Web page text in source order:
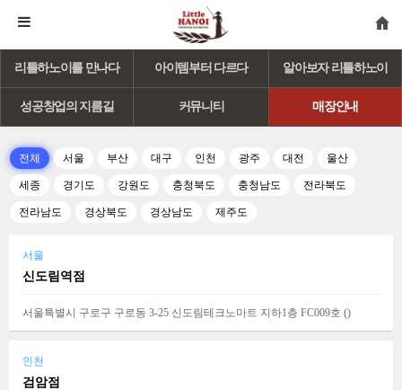
리틀하노이를 만나다 아이템부터 다르다 알아보자 리틀하노이
성공창업의 지름길 커뮤니티 매장안내
전체 서울 부산 대구 인천 광주 대전 울산
세종 경기도 강원도 충청북도 충청남도 전라북도
전라남도 경상북도 경상남도 제주도
서울
신도림역점
서울특별시 구로구 구로동 3-25 신도림테크노마트 지하1층 FC009호 ()
인천
검암점